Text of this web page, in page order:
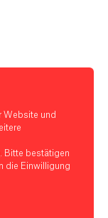
Website und
. Bitte bestätigen
die Einwilligung